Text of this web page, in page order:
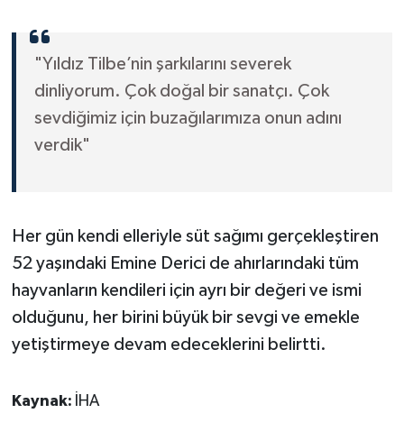
"Yıldız Tilbe’nin şarkılarını severek
dinliyorum. Çok doğal bir sanatçı. Çok
sevdiğimiz için buzağılarımıza onun adını
verdik"
Her gün kendi elleriyle süt sağımı gerçekleştiren
52 yaşındaki Emine Derici de ahırlarındaki tüm
hayvanların kendileri için ayrı bir değeri ve ismi
olduğunu, her birini büyük bir sevgi ve emekle
yetiştirmeye devam edeceklerini belirtti.
Kaynak: İHA